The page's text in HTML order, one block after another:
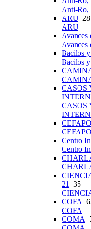
Anti-Ro,
ARU
ARU
Avances
Avances
Bacilos
Bacilos
CASOS
CASOS
Centro
Centro
21
35
COFA
COFA
COMA